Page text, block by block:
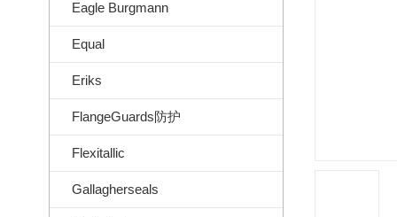
Eagle Burgmann
Equal
Eriks
FlangeGuards防护
Flexitallic
Gallagherseals